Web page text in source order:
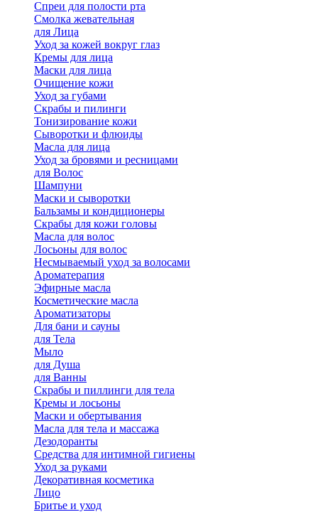
Спреи для полости рта
Смолка жевательная
для Лица
Уход за кожей вокруг глаз
Кремы для лица
Маски для лица
Очищение кожи
Уход за губами
Скрабы и пилинги
Тонизирование кожи
Сыворотки и флюиды
Масла для лица
Уход за бровями и ресницами
для Волос
Шампуни
Маски и сыворотки
Бальзамы и кондиционеры
Скрабы для кожи головы
Масла для волос
Лосьоны для волос
Несмываемый уход за волосами
Ароматерапия
Эфирные масла
Косметические масла
Ароматизаторы
Для бани и сауны
для Тела
Мыло
для Душа
для Ванны
Скрабы и пиллинги для тела
Кремы и лосьоны
Маски и обертывания
Масла для тела и массажа
Дезодоранты
Средства для интимной гигиены
Уход за руками
Декоративная косметика
Лицо
Бритье и уход